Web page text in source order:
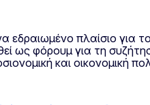
εδραιωμένο πλαίσιο για
ως φόρουμ για τη
και οικονομική